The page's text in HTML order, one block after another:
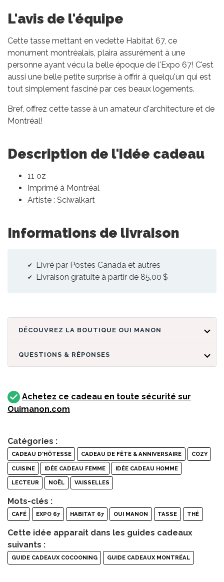
L'avis de l'équipe
Cette tasse mettant en vedette Habitat 67, ce
monument montréalais, plaira assurément à une
personne ayant vécu la belle époque de l'Expo 67! C'est
aussi une belle petite surprise à offrir à quelqu'un qui est
tout simplement fasciné par ces beaux logements.
Bref, offrez cette tasse à un amateur d'architecture et de
Montréal!
Description de l'idée cadeau
11 oz
Imprimé à Montréal
Artiste : Sciwalkart
Informations de livraison
Livré par Postes Canada et autres
Livraison gratuite à partir de 85,00 $
DÉCOUVREZ LA BOUTIQUE OUI MANON
QUESTIONS & RÉPONSES
Achetez ce cadeau en toute sécurité sur
Ouimanon.com
Catégories :
CADEAU D'HÔTESSE CADEAU DE FÊTE & ANNIVERSAIRE COZY
CUISINE IDÉE CADEAU FEMME IDÉE CADEAU HOMME
LECTEUR NOËL VAISSELLES
Mots-clés :
CAFÉ EXPO 67 HABITAT 67 OUI MANON TASSE THÉ
Cette idée apparaît dans les guides cadeaux
suivants :
GUIDE CADEAUX COCOONING GUIDE CADEAUX MONTRÉAL